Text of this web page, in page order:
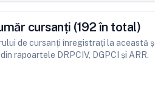
cursanți (192 în total)
de cursanți înregistrați la această
rapoartele DRPCIV, DGPCI și ARR.